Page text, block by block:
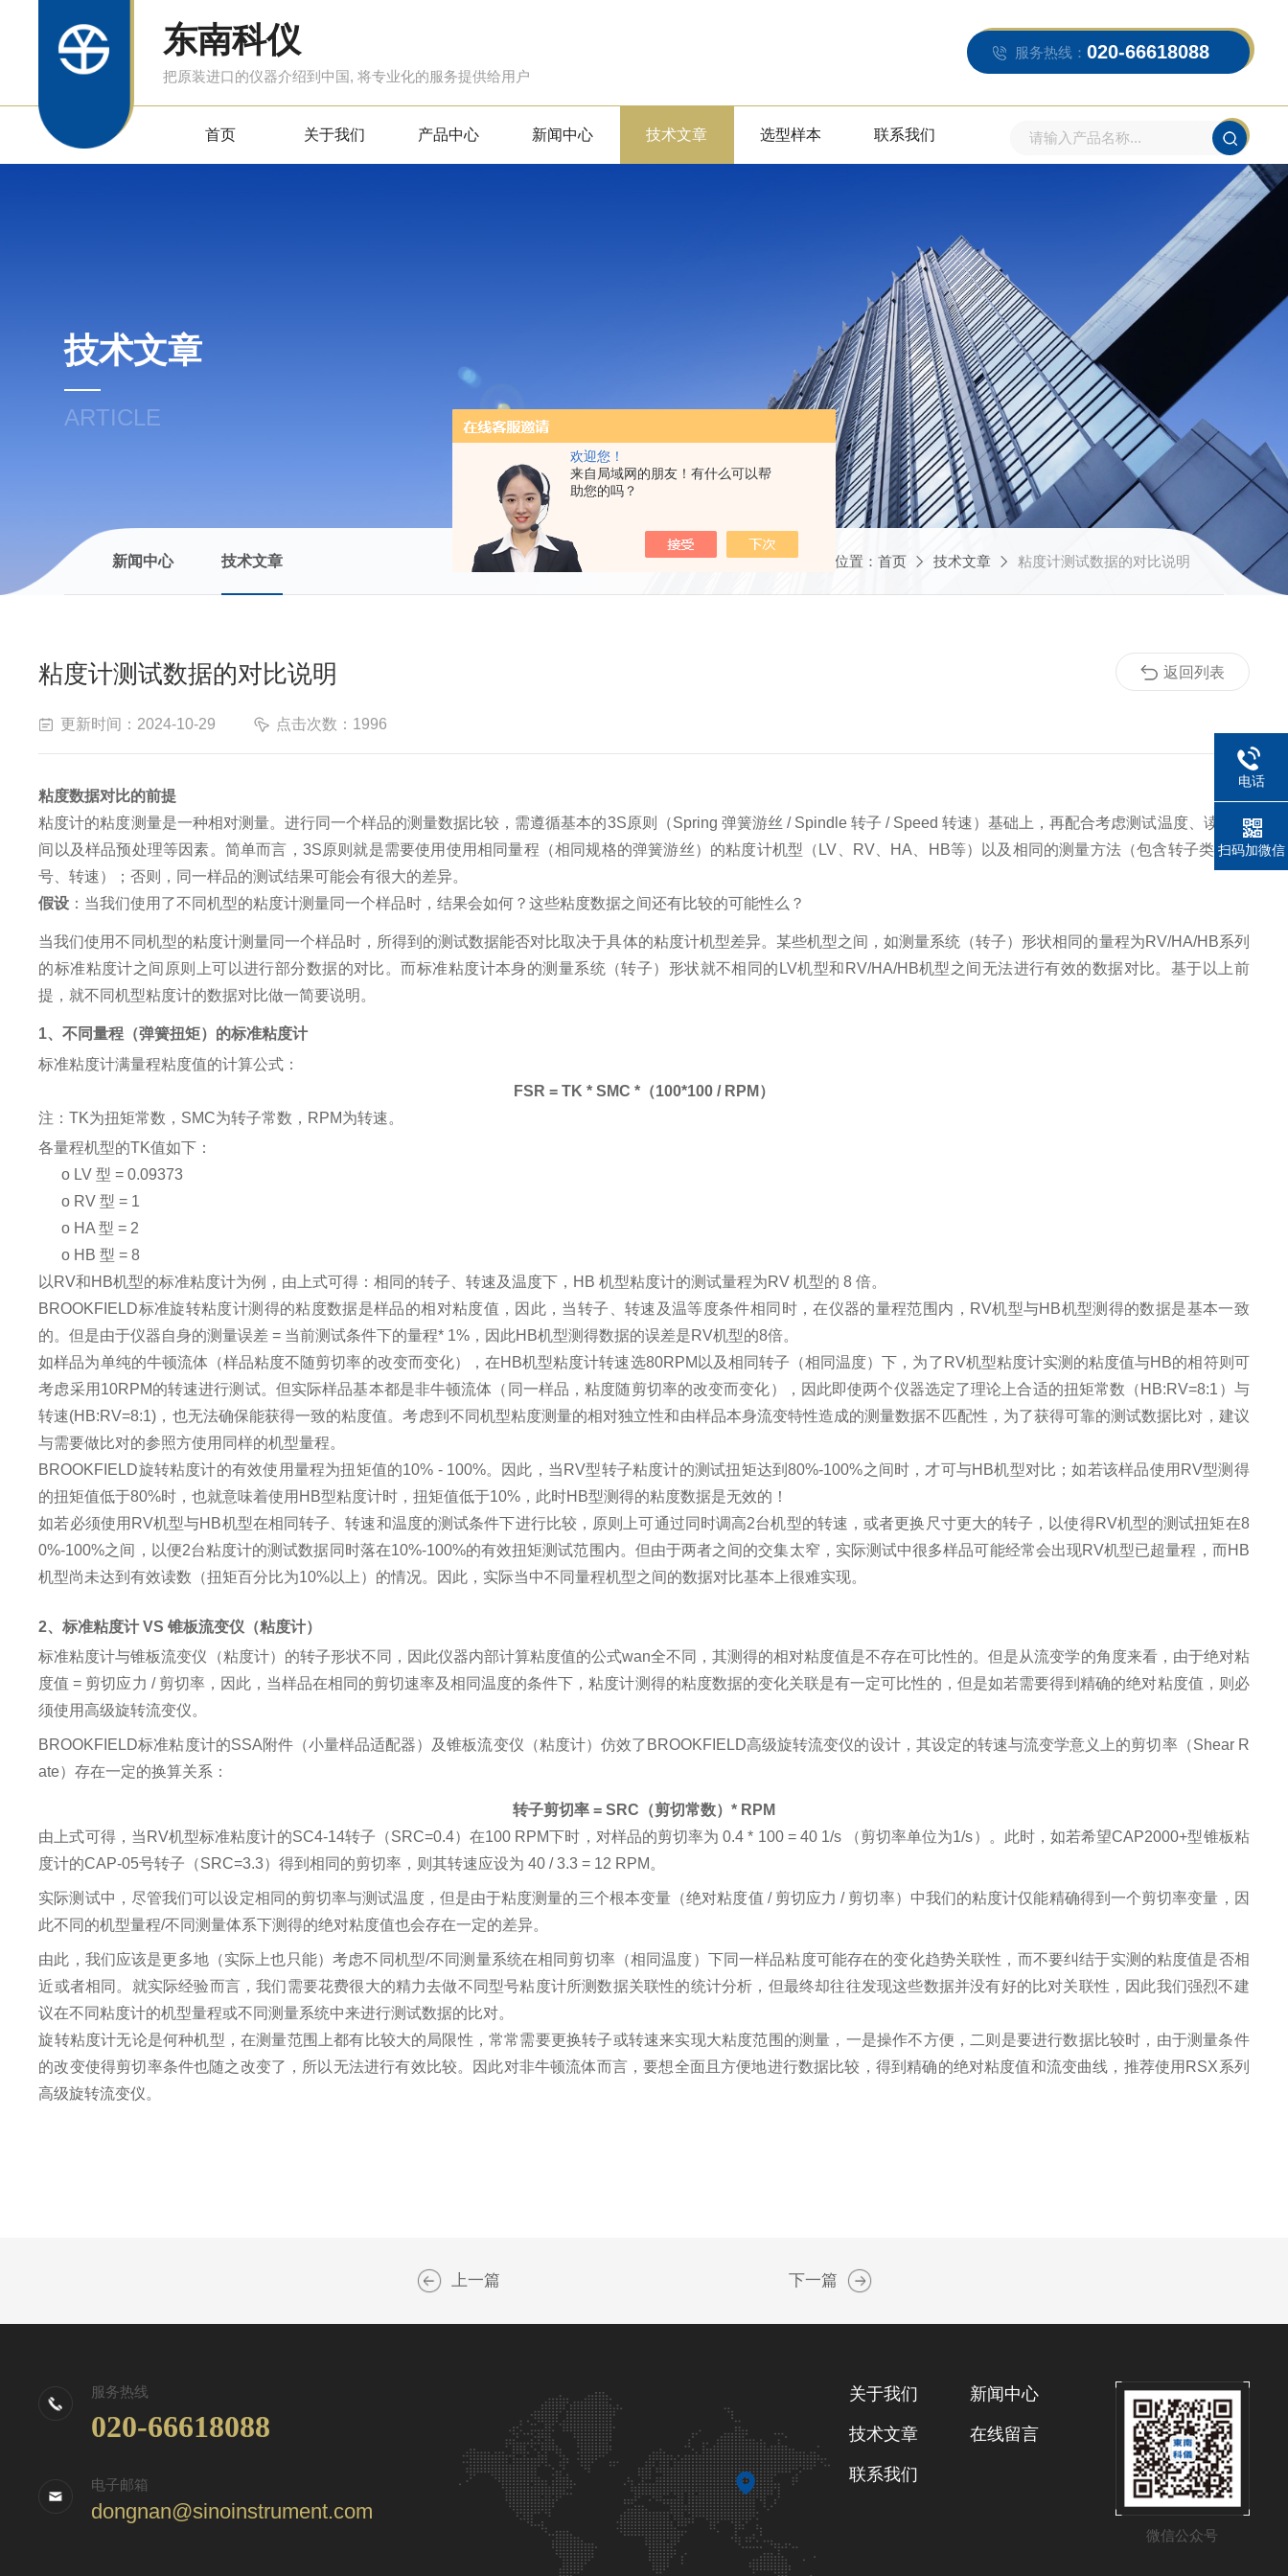
欢迎您！
来自局域网的朋友！有什么可以帮
助您的吗？
东南科仪
把原装进口的仪器介绍到中国, 将专业化的服务提供给用户
服务热线： 020-66618088
首页 关于我们 产品中心 新闻中心 技术文章 选型样本 联系我们
技术文章
ARTICLE
新闻中心 技术文章 当前位置： 首页 技术文章 粘度计测试数据的对比说明
粘度计测试数据的对比说明
更新时间：2024-10-29 点击次数：1996
粘度数据对比的前提
粘度计的粘度测量是一种相对测量。进行同一个样品的测量数据比较，需遵循基本的3S原则（Spring 弹簧游丝 / Spindle 转子 / Speed 转速）基础上，再配合考虑测试温度、读数时
间以及样品预处理等因素。简单而言，3S原则就是需要使用使用相同量程（相同规格的弹簧游丝）的粘度计机型（LV、RV、HA、HB等）以及相同的测量方法（包含转子类型/型
号、转速）；否则，同一样品的测试结果可能会有很大的差异。
假设 ：当我们使用了不同机型的粘度计测量同一个样品时，结果会如何？这些粘度数据之间还有比较的可能性么？
当我们使用不同机型的粘度计测量同一个样品时，所得到的测试数据能否对比取决于具体的粘度计机型差异。某些机型之间，如测量系统（转子）形状相同的量程为RV/HA/HB系列
的标准粘度计之间原则上可以进行部分数据的对比。而标准粘度计本身的测量系统（转子）形状就不相同的LV机型和RV/HA/HB机型之间无法进行有效的数据对比。基于以上前
提，就不同机型粘度计的数据对比做一简要说明。
1、不同量程（弹簧扭矩）的标准粘度计
标准粘度计满量程粘度值的计算公式：
FSR = TK * SMC *（100*100 / RPM）
注：TK为扭矩常数，SMC为转子常数，RPM为转速。
各量程机型的TK值如下：
o LV 型 = 0.09373
o RV 型 = 1
o HA 型 = 2
o HB 型 = 8
以RV和HB机型的标准粘度计为例，由上式可得：相同的转子、转速及温度下，HB 机型粘度计的测试量程为RV 机型的 8 倍。
BROOKFIELD标准旋转粘度计测得的粘度数据是样品的相对粘度值，因此，当转子、转速及温等度条件相同时，在仪器的量程范围内，RV机型与HB机型测得的数据是基本一致
的。但是由于仪器自身的测量误差 = 当前测试条件下的量程* 1%，因此HB机型测得数据的误差是RV机型的8倍。
如样品为单纯的牛顿流体（样品粘度不随剪切率的改变而变化），在HB机型粘度计转速选80RPM以及相同转子（相同温度）下，为了RV机型粘度计实测的粘度值与HB的相符则可
考虑采用10RPM的转速进行测试。但实际样品基本都是非牛顿流体（同一样品，粘度随剪切率的改变而变化），因此即使两个仪器选定了理论上合适的扭矩常数（HB:RV=8:1）与
转速(HB:RV=8:1)，也无法确保能获得一致的粘度值。考虑到不同机型粘度测量的相对独立性和由样品本身流变特性造成的测量数据不匹配性，为了获得可靠的测试数据比对，建议
与需要做比对的参照方使用同样的机型量程。
BROOKFIELD旋转粘度计的有效使用量程为扭矩值的10% - 100%。因此，当RV型转子粘度计的测试扭矩达到80%-100%之间时，才可与HB机型对比；如若该样品使用RV型测得
的扭矩值低于80%时，也就意味着使用HB型粘度计时，扭矩值低于10%，此时HB型测得的粘度数据是无效的！
如若必须使用RV机型与HB机型在相同转子、转速和温度的测试条件下进行比较，原则上可通过同时调高2台机型的转速，或者更换尺寸更大的转子，以使得RV机型的测试扭矩在8
0%-100%之间，以便2台粘度计的测试数据同时落在10%-100%的有效扭矩测试范围内。但由于两者之间的交集太窄，实际测试中很多样品可能经常会出现RV机型已超量程，而HB
机型尚未达到有效读数（扭矩百分比为10%以上）的情况。因此，实际当中不同量程机型之间的数据对比基本上很难实现。
2、标准粘度计 VS 锥板流变仪（粘度计）
标准粘度计与锥板流变仪（粘度计）的转子形状不同，因此仪器内部计算粘度值的公式wan全不同，其测得的相对粘度值是不存在可比性的。但是从流变学的角度来看，由于绝对粘
度值 = 剪切应力 / 剪切率，因此，当样品在相同的剪切速率及相同温度的条件下，粘度计测得的粘度数据的变化关联是有一定可比性的，但是如若需要得到精确的绝对粘度值，则必
须使用高级旋转流变仪。
BROOKFIELD标准粘度计的SSA附件（小量样品适配器）及锥板流变仪（粘度计） 仿效了BROOKFIELD高级旋转流变仪的设计，其设定的转速与流变学意义上的剪切率（Shear R
ate）存在一定的换算关系：
转子剪切率= SRC （剪切常数） * RPM
由上式可得，当RV机型标准粘度计的SC4-14转子（SRC=0.4）在100 RPM下时，对样品的剪切率为 0.4 * 100 = 40 1/s （剪切率单位为1/s）。此时，如若希望CAP2000+型锥板粘
度计的CAP-05号转子（SRC=3.3）得到相同的剪切率，则其转速应设为 40 / 3.3 = 12 RPM。
实际测试中，尽管我们可以设定相同的剪切率与测试温度，但是由于粘度测量的三个根本变量（绝对粘度值 / 剪切应力 / 剪切率）中我们的粘度计仅能精确得到一个剪切率变量，因
此不同的机型量程/不同测量体系下测得的绝对粘度值也会存在一定的差异。
由此，我们应该是更多地（实际上也只能）考虑不同机型/不同测量系统在相同剪切率（相同温度）下同一样品粘度可能存在的变化趋势关联性，而不要纠结于实测的粘度值是否相
近或者相同。就实际经验而言，我们需要花费很大的精力去做不同型号粘度计所测数据关联性的统计分析，但最终却往往发现这些数据并没有好的比对关联性，因此我们强烈不建
议在不同粘度计的机型量程或不同测量系统中来进行测试数据的比对。
旋转粘度计无论是何种机型，在测量范围上都有比较大的局限性，常常需要更换转子或转速来实现大粘度范围的测量，一是操作不方便，二则是要进行数据比较时，由于测量条件
的改变使得剪切率条件也随之改变了，所以无法进行有效比较。因此对非牛顿流体而言，要想全面且方便地进行数据比较，得到精确的绝对粘度值和流变曲线，推荐使用 RSX系列
高级旋转流变仪。
返回列表
上一篇 下一篇
服务热线
020-66618088
电子邮箱
dongnan@sinoinstrument.com
微信公众号
关于我们 新闻中心
技术文章 在线留言
联系我们
电话
扫码加微信